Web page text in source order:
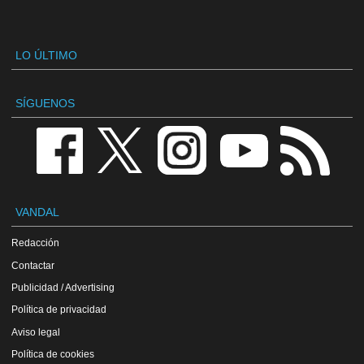
LO ÚLTIMO
SÍGUENOS
VANDAL
Redacción
Contactar
Publicidad / Advertising
Política de privacidad
Aviso legal
Política de cookies